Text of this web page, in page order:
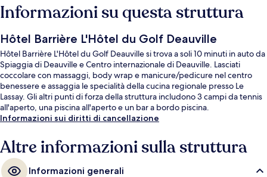
Informazioni su questa struttura
Hôtel Barrière L'Hôtel du Golf Deauville
Hôtel Barrière L'Hôtel du Golf Deauville si trova a soli 10 minuti in auto da
Spiaggia di Deauville e Centro internazionale di Deauville. Lasciati
coccolare con massaggi, body wrap e manicure/pedicure nel centro
benessere e assaggia le specialità della cucina regionale presso Le
Lassay. Gli altri punti di forza della struttura includono 3 campi da tennis
all'aperto, una piscina all'aperto e un bar a bordo piscina.
Informazioni sui diritti di cancellazione
Altre informazioni sulla struttura
Informazioni generali